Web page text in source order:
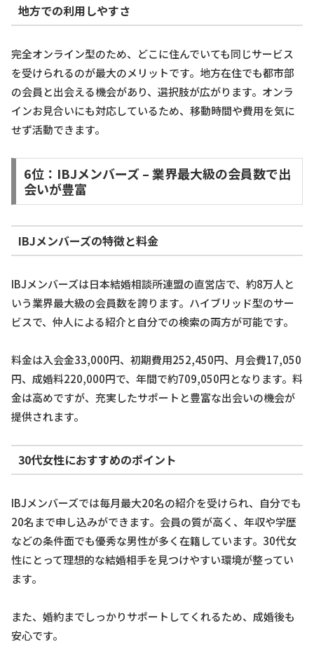
地方での利用しやすさ
完全オンライン型のため、どこに住んでいても同じサービス
を受けられるのが最大のメリットです。地方在住でも都市部
の会員と出会える機会があり、選択肢が広がります。オンラ
インお見合いにも対応しているため、移動時間や費用を気に
せず活動できます。
6位：IBJメンバーズ – 業界最大級の会員数で出
会いが豊富
IBJメンバーズの特徴と料金
IBJメンバーズは日本結婚相談所連盟の直営店で、約8万人と
いう業界最大級の会員数を誇ります。ハイブリッド型のサー
ビスで、仲人による紹介と自分での検索の両方が可能です。
料金は入会金33,000円、初期費用252,450円、月会費17,050
円、成婚料220,000円で、年間で約709,050円となります。料
金は高めですが、充実したサポートと豊富な出会いの機会が
提供されます。
30代女性におすすめのポイント
IBJメンバーズでは毎月最大20名の紹介を受けられ、自分でも
20名まで申し込みができます。会員の質が高く、年収や学歴
などの条件面でも優秀な男性が多く在籍しています。30代女
性にとって理想的な結婚相手を見つけやすい環境が整ってい
ます。
また、婚約までしっかりサポートしてくれるため、成婚後も
安心です。